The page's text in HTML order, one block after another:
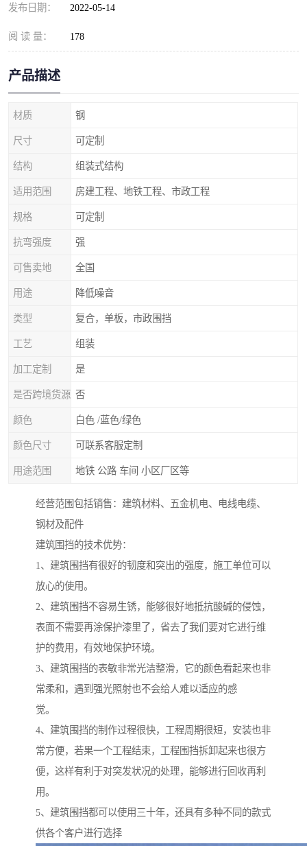
发布日期： 2022-05-14
阅 读 量： 178
产品描述
材质 钢
尺寸 可定制
结构 组装式结构
适用范围 房建工程、地铁工程、市政工程
规格 可定制
抗弯强度 强
可售卖地 全国
用途 降低噪音
类型 复合，单板，市政围挡
工艺 组装
加工定制 是
是否跨境货源 否
颜色 白色 /蓝色/绿色
颜色尺寸 可联系客服定制
用途范围 地铁 公路 车间 小区厂区等
经营范围包括销售：建筑材料、五金机电、电线电缆、
钢材及配件
建筑围挡的技术优势：
1、建筑围挡有很好的韧度和突出的强度，施工单位可以
放心的使用。
2、建筑围挡不容易生锈，能够很好地抵抗酸碱的侵蚀，
表面不需要再涂保护漆里了，省去了我们要对它进行维
护的费用，有效地保护环境。
3、建筑围挡的表敏非常光洁整滑，它的颜色看起来也非
常柔和，遇到强光照射也不会给人难以适应的感
觉。
4、建筑围挡的制作过程很快，工程周期很短，安装也非
常方便，若果一个工程结束，工程围挡拆卸起来也很方
便，这样有利于对突发状况的处理，能够进行回收再利
用。
5、建筑围挡都可以使用三十年，还具有多种不同的款式
供各个客户进行选择